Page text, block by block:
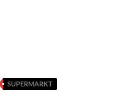
SUPERMARKT